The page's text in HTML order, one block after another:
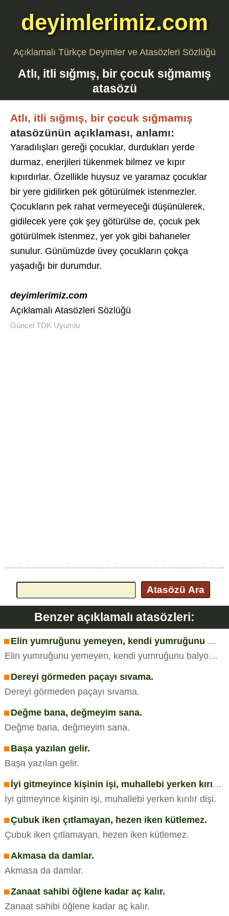
deyimlerimiz.com
Açıklamalı Türkçe Deyimler ve Atasözleri Sözlüğü
Atlı, itli sığmış, bir çocuk sığmamış
atasözü
Atlı, itli sığmış, bir çocuk sığmamış
atasözünün açıklaması, anlamı:
Yaradılışları gereği çocuklar, durdukları yerde
durmaz, enerjileri tükenmek bilmez ve kıpır
kıpırdırlar. Özellikle huysuz ve yaramaz çocuklar
bir yere gidilirken pek götürülmek istenmezler.
Çocukların pek rahat vermeyeceği düşünülerek,
gidilecek yere çok şey götürülse de, çocuk pek
götürülmek istenmez, yer yok gibi bahaneler
sunulur. Günümüzde üvey çocukların çokça
yaşadığı bir durumdur.
deyimlerimiz.com
Açıklamalı Atasözleri Sözlüğü
Güncel TDK Uyumlu
Atasözü Ara
Benzer açıklamalı atasözleri:
Elin yumruğunu yemeyen, kendi yumruğunu balyoz zannedermiş.
Elin yumruğunu yemeyen, kendi yumruğunu balyoz zannedermiş.
Dereyi görmeden paçayı sıvama.
Dereyi görmeden paçayı sıvama.
Değme bana, değmeyim sana.
Değme bana, değmeyim sana.
Başa yazılan gelir.
Başa yazılan gelir.
İyi gitmeyince kişinin işi, muhallebi yerken kırılır dişi.
İyi gitmeyince kişinin işi, muhallebi yerken kırılır dişi.
Çubuk iken çıtlamayan, hezen iken kütlemez.
Çubuk iken çıtlamayan, hezen iken kütlemez.
Akmasa da damlar.
Akmasa da damlar.
Zanaat sahibi öğlene kadar aç kalır.
Zanaat sahibi öğlene kadar aç kalır.